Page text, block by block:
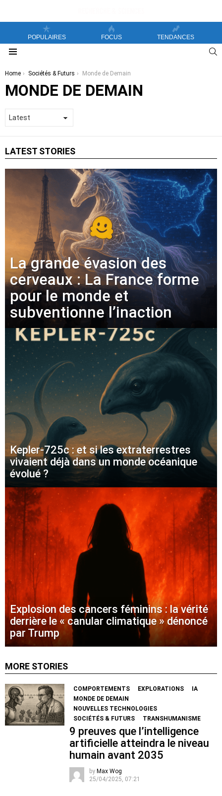
POPULAIRES FOCUS TENDANCES
You are here:
Home Sociétés & Futurs Monde de Demain
MONDE DE DEMAIN
LATEST STORIES
La grande évasion des
cerveaux : La France forme
pour le monde et
subventionne l’inaction
Kepler-725c : et si les extraterrestres
vivaient déjà dans un monde océanique
évolué ?
Explosion des cancers féminins : la vérité
derrière le « canular climatique » dénoncé
par Trump
MORE STORIES
COMPORTEMENTS EXPLORATIONS
IA
MONDE DE DEMAIN
NOUVELLES TECHNOLOGIES
SOCIÉTÉS & FUTURS
TRANSHUMANISME
9 preuves que l’intelligence
artificielle atteindra le niveau
humain avant 2035
by Max Wog
25/04/2025, 07:21